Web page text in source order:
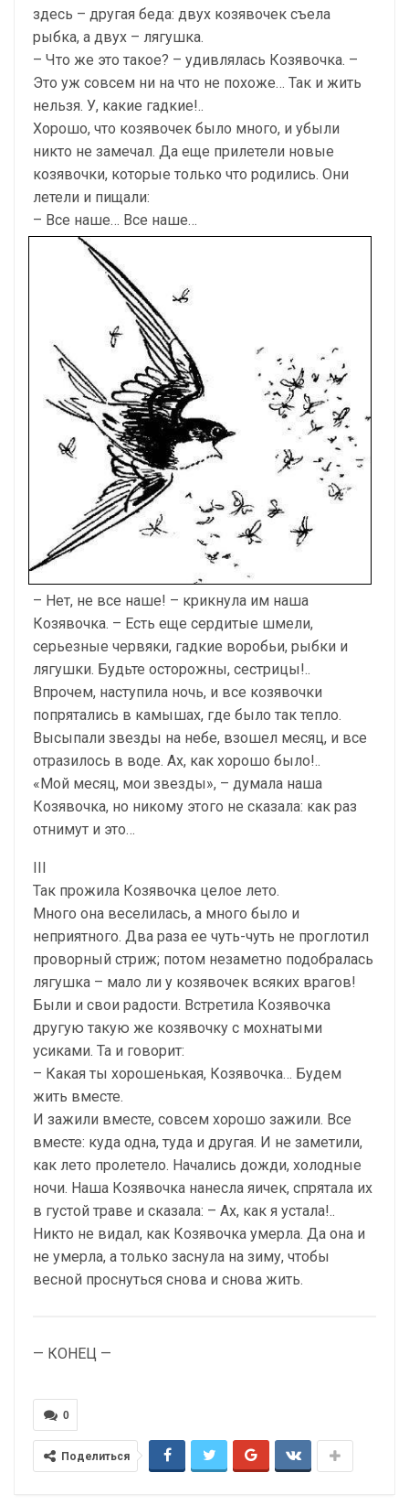
здесь – другая беда: двух козявочек съела
рыбка, а двух – лягушка.
– Что же это такое? – удивлялась Козявочка. –
Это уж совсем ни на что не похоже… Так и жить
нельзя. У, какие гадкие!..
Хорошо, что козявочек было много, и убыли
никто не замечал. Да еще прилетели новые
козявочки, которые только что родились. Они
летели и пищали:
– Все наше… Все наше…
– Нет, не все наше! – крикнула им наша
Козявочка. – Есть еще сердитые шмели,
серьезные червяки, гадкие воробьи, рыбки и
лягушки. Будьте осторожны, сестрицы!..
Впрочем, наступила ночь, и все козявочки
попрятались в камышах, где было так тепло.
Высыпали звезды на небе, взошел месяц, и все
отразилось в воде. Ах, как хорошо было!..
«Мой месяц, мои звезды», – думала наша
Козявочка, но никому этого не сказала: как раз
отнимут и это…
III
Так прожила Козявочка целое лето.
Много она веселилась, а много было и
неприятного. Два раза ее чуть-чуть не проглотил
проворный стриж; потом незаметно подобралась
лягушка – мало ли у козявочек всяких врагов!
Были и свои радости. Встретила Козявочка
другую такую же козявочку с мохнатыми
усиками. Та и говорит:
– Какая ты хорошенькая, Козявочка… Будем
жить вместе.
И зажили вместе, совсем хорошо зажили. Все
вместе: куда одна, туда и другая. И не заметили,
как лето пролетело. Начались дожди, холодные
ночи. Наша Козявочка нанесла яичек, спрятала их
в густой траве и сказала: – Ах, как я устала!..
Никто не видал, как Козявочка умерла. Да она и
не умерла, а только заснула на зиму, чтобы
весной проснуться снова и снова жить.
— КОНЕЦ —
0
Поделиться